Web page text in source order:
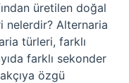
üretilen doğal
nelerdir? Alternaria
türleri, farklı
farklı sekonder
özgü